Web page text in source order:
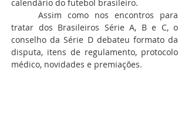
calendário do futebol brasileiro.
Assim como nos encontros para
tratar dos Brasileiros Série A, B e C, o
conselho da Série D debateu formato da
disputa, itens de regulamento, protocolo
médico, novidades e premiações.